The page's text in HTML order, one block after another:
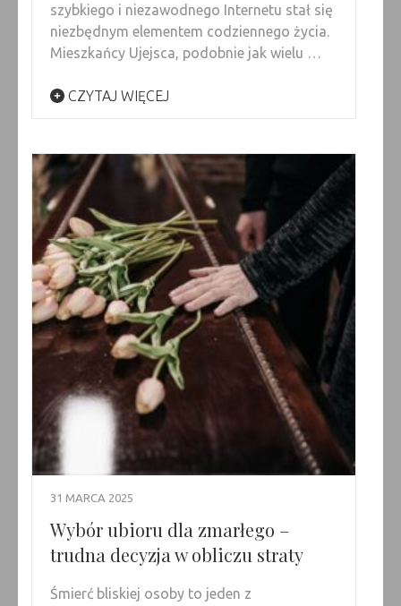
szybkiego i niezawodnego Internetu stał się
niezbędnym elementem codziennego życia.
Mieszkańcy Ujejsca, podobnie jak wielu …
CZYTAJ WIĘCEJ
31 MARCA 2025
Wybór ubioru dla zmarłego –
trudna decyzja w obliczu straty
Śmierć bliskiej osoby to jeden z